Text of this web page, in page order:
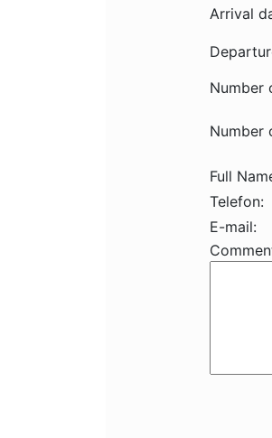
Arrival
Number
Number
Full
Telefon:
E-mail: